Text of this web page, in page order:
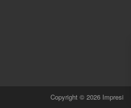
Copyright © 2026 Impresi